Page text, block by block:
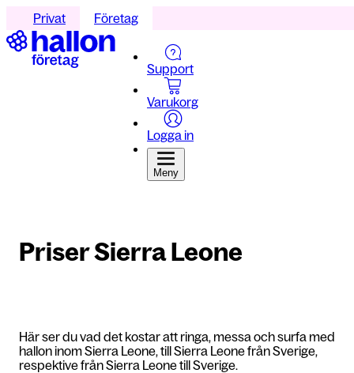
Privat Företag
Support
Varukorg
Logga in
Meny
Priser Sierra Leone
Här ser du vad det kostar att ringa, messa och surfa med
hallon inom Sierra Leone, till Sierra Leone från Sverige,
respektive från Sierra Leone till Sverige.